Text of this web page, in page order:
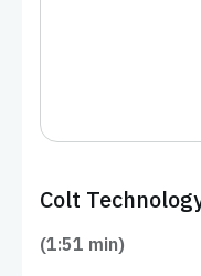
Colt
(1:51 min)